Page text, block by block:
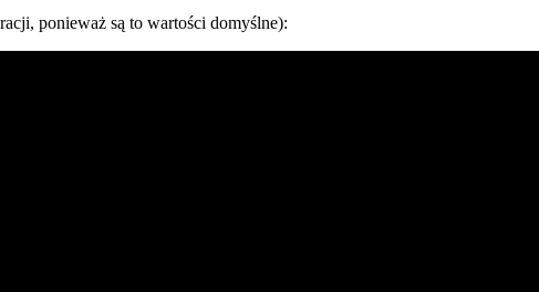
ponieważ są to wartości domyślne):